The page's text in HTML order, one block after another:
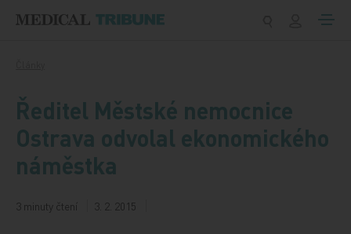
Ředitel Městské nemocnice
Ostrava odvolal ekonomického
náměstka
3 minuty čtení 3. 2. 2015